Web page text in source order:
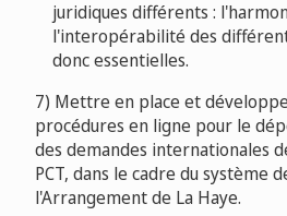
juridiques différents :
l'interopérabilité des
donc essentielles.
7) Mettre en place et
procédures en ligne pour le
des demandes internationales
PCT, dans le cadre du système
l'Arrangement de La Haye.